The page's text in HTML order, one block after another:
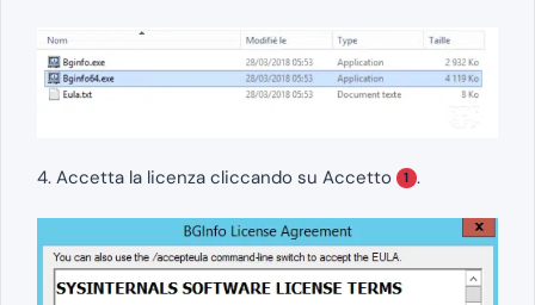
4. Accetta la licenza cliccando su Accetto 1 .